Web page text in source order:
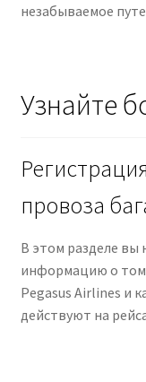
незабываемое
Узнайте
провоза
В этом разделе вы
информацию о том,
Pegasus Airlines и
действуют на